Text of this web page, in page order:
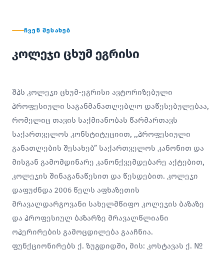
ᲩᲕᲔᲜ ᲨᲔᲡᲐᲮᲔᲑ
კოლეჯი ცხუმ ეგრისი
შპს კოლეჯი ცხუმ-ეგრისი ავტორიზებული
პროფესიული საგანმანათლებლო დაწესებულებაა,
რომელიც თავის საქმიანობას წარმართავს
საქართველოს კონსტიტუციით, ,,პროფესიული
განათლების შესახებ” საქართველოს კანონით და
მისგან გამომდინარე კანონქვემდებარე აქტებით,
კოლეჯის შინაგანაწესით და წესდებით. კოლეჯი
დაფუძნდა 2006 წელს აფხაზეთის
მრავალდარგოვანი სახელმწიფო კოლეჯის ბაზაზე
და პროფესიულ ბაზარზე მრავალწლიანი
ოპერირების გამოცდილება გააჩნია.
ფუნქციონირებს ქ. ზუგდიდში, მის: კოსტავას ქ. №